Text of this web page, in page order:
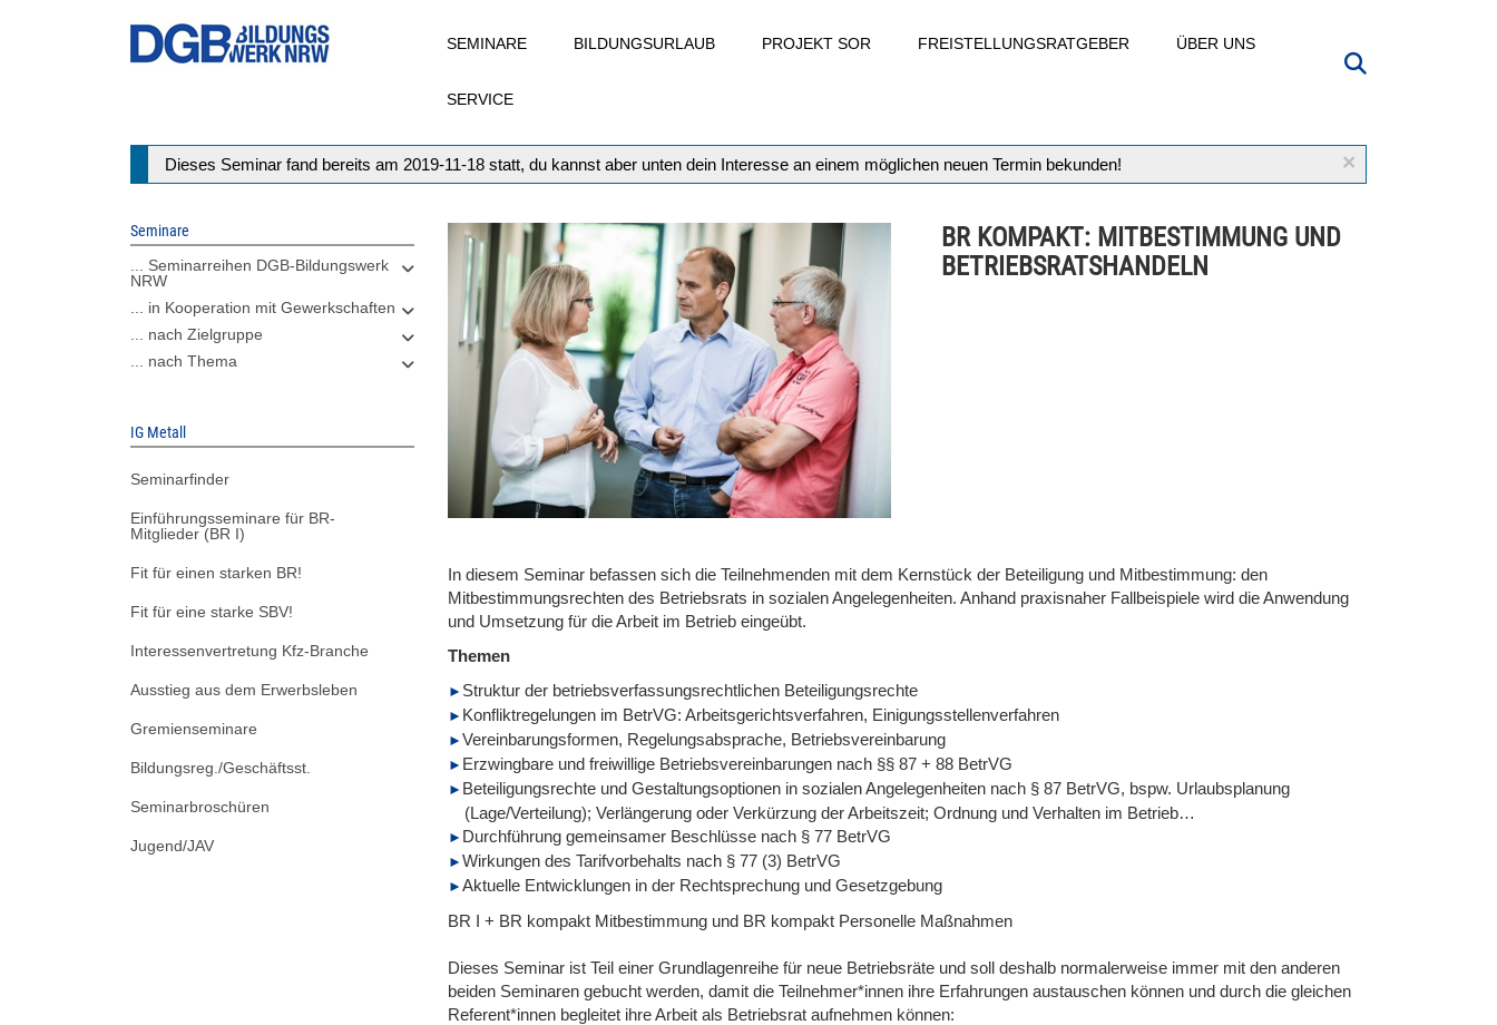
SEMINARE BILDUNGSURLAUB PROJEKT SOR FREISTELLUNGSRATGEBER ÜBER UNS
SERVICE
×
Statusmeldung
Dieses Seminar fand bereits am 2019-11-18 statt, du kannst aber unten dein Interesse an einem möglichen neuen Termin bekunden!
Seminare
... Seminarreihen DGB-Bildungswerk
NRW
... in Kooperation mit Gewerkschaften
... nach Zielgruppe
... nach Thema
IG Metall
Seminarfinder
Einführungsseminare für BR-
Mitglieder (BR I)
Fit für einen starken BR!
Fit für eine starke SBV!
Interessenvertretung Kfz-Branche
Ausstieg aus dem Erwerbsleben
Gremienseminare
Bildungsreg./Geschäftsst.
Seminarbroschüren
Jugend/JAV
BR KOMPAKT: MITBESTIMMUNG UND
BETRIEBSRATSHANDELN
In diesem Seminar befassen sich die Teilnehmenden mit dem Kernstück der Beteiligung und Mitbestimmung: den
Mitbestimmungsrechten des Betriebsrats in sozialen Angelegenheiten. Anhand praxisnaher Fallbeispiele wird die Anwendung
und Umsetzung für die Arbeit im Betrieb eingeübt.
Themen
Struktur der betriebsverfassungsrechtlichen Beteiligungsrechte
Konfliktregelungen im BetrVG: Arbeitsgerichtsverfahren, Einigungsstellenverfahren
Vereinbarungsformen, Regelungsabsprache, Betriebsvereinbarung
Erzwingbare und freiwillige Betriebsvereinbarungen nach §§ 87 + 88 BetrVG
Beteiligungsrechte und Gestaltungsoptionen in sozialen Angelegenheiten nach § 87 BetrVG, bspw. Urlaubsplanung
(Lage/Verteilung); Verlängerung oder Verkürzung der Arbeitszeit; Ordnung und Verhalten im Betrieb…
Durchführung gemeinsamer Beschlüsse nach § 77 BetrVG
Wirkungen des Tarifvorbehalts nach § 77 (3) BetrVG
Aktuelle Entwicklungen in der Rechtsprechung und Gesetzgebung
BR I + BR kompakt Mitbestimmung und BR kompakt Personelle Maßnahmen
Dieses Seminar ist Teil einer Grundlagenreihe für neue Betriebsräte und soll deshalb normalerweise immer mit den anderen
beiden Seminaren gebucht werden, damit die Teilnehmer*innen ihre Erfahrungen austauschen können und durch die gleichen
Referent*innen begleitet ihre Arbeit als Betriebsrat aufnehmen können: